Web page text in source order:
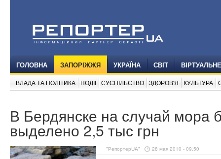
ГОЛОВНА ЗАПОРІЖЖЯ УКРАЇНА СВІТ
ВЛАДА ТА ПОЛІТИКА ПОДІЇ СУСПІЛЬСТВО ЗДОРОВ'Я КУЛЬТУРА
В Бердянске на случай мора
выделено 2,5 тыс грн
"РепортерUA" 28 мая 2010 - 09:50